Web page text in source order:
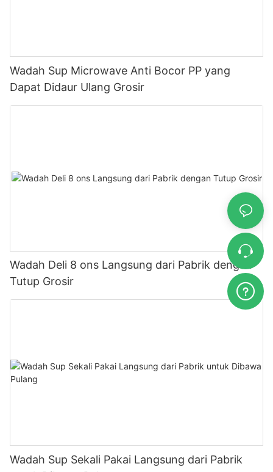
Wadah Sup Microwave Anti Bocor PP yang
Dapat Didaur Ulang Grosir
Wadah Deli 8 ons Langsung dari Pabrik dengan
Tutup Grosir
Wadah Sup Sekali Pakai Langsung dari Pabrik